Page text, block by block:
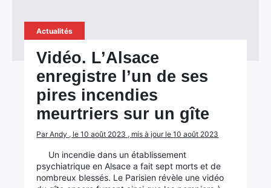
Actualités
Vidéo. L’Alsace
enregistre l’un de ses
pires incendies
meurtriers sur un gîte
Par Andy , le 10 août 2023 , mis à jour le 10 août 2023
Un incendie dans un établissement
psychiatrique en Alsace a fait sept morts et de
nombreux blessés. Le Parisien révèle une vidéo